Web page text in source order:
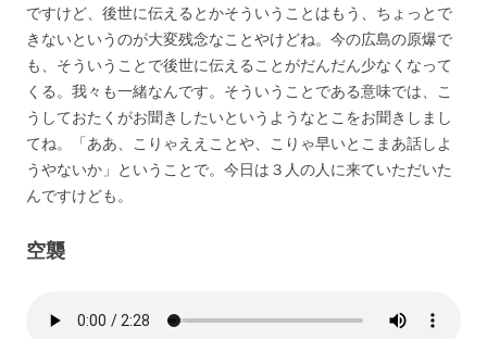
ですけど、後世に伝えるとかそういうことはもう、ちょっとで
きないというのが大変残念なことやけどね。今の広島の原爆で
も、そういうことで後世に伝えることがだんだん少なくなって
くる。我々も一緒なんです。そういうことである意味では、こ
うしておたくがお聞きしたいというようなとこをお聞きしまし
てね。「ああ、こりゃええことや、こりゃ早いとこまあ話しよ
うやないか」ということで。今日は３人の人に来ていただいた
んですけども。
空襲